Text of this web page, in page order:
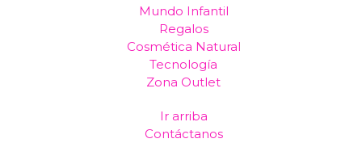
Mundo Infantil
Regalos
Cosmética Natural
Tecnología
Zona Outlet
Ir arriba
Contáctanos